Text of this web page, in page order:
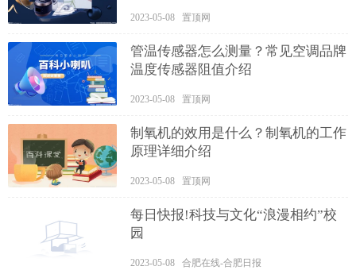
2023-05-08 置顶网
管温传感器怎么测量？常见空调品牌
温度传感器阻值介绍
2023-05-08 置顶网
制氧机的效用是什么？制氧机的工作
原理详细介绍
2023-05-08 置顶网
每日快报!科技与文化“浪漫相约”校
园
2023-05-08 合肥在线-合肥日报